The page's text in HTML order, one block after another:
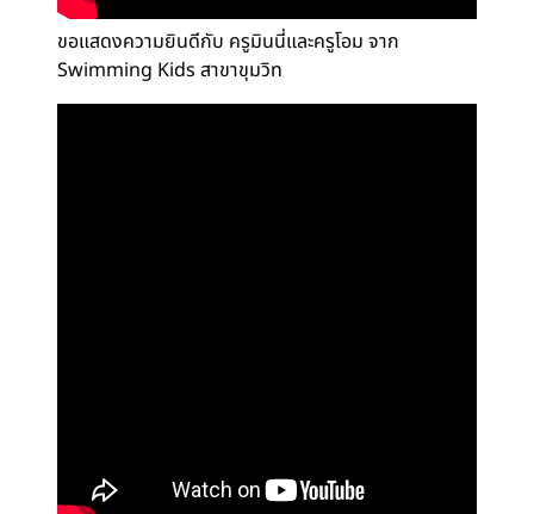
ขอแสดงความยินดีกับ ครูมินนี่และครูโอม จาก
Swimming Kids สาขาขุมวิท